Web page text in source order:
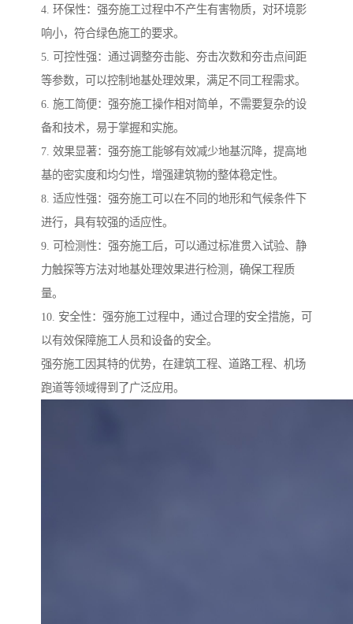
4. 环保性：强夯施工过程中不产生有害物质，对环境影
响小，符合绿色施工的要求。
5. 可控性强：通过调整夯击能、夯击次数和夯击点间距
等参数，可以控制地基处理效果，满足不同工程需求。
6. 施工简便：强夯施工操作相对简单，不需要复杂的设
备和技术，易于掌握和实施。
7. 效果显著：强夯施工能够有效减少地基沉降，提高地
基的密实度和均匀性，增强建筑物的整体稳定性。
8. 适应性强：强夯施工可以在不同的地形和气候条件下
进行，具有较强的适应性。
9. 可检测性：强夯施工后，可以通过标准贯入试验、静
力触探等方法对地基处理效果进行检测，确保工程质
量。
10. 安全性：强夯施工过程中，通过合理的安全措施，可
以有效保障施工人员和设备的安全。
强夯施工因其特的优势，在建筑工程、道路工程、机场
跑道等领域得到了广泛应用。